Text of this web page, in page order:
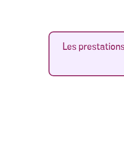
Les